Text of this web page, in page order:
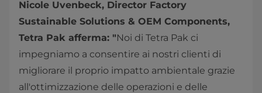
Nicole Uvenbeck, Director Factory
Sustainable Solutions & OEM Components,
Tetra Pak afferma: "Noi di Tetra Pak ci
impegniamo a consentire ai nostri clienti di
migliorare il proprio impatto ambientale grazie
all'ottimizzazione delle operazioni e delle